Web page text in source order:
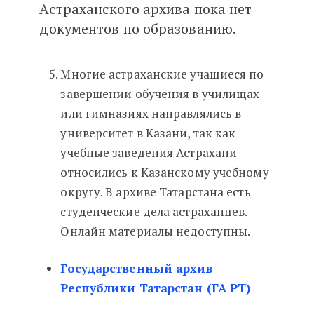
Астраханского архива пока нет
документов по образованию.
Многие астраханские учащиеся по
завершении обучения в училищах
или гимназиях направлялись в
университет в Казани, так как
учебные заведения Астрахани
относились к Казанскому учебному
округу. В архиве Татарстана есть
студенческие дела астраханцев.
Онлайн материалы недоступны.
Государственный архив
Республики Татарстан (ГА РТ)